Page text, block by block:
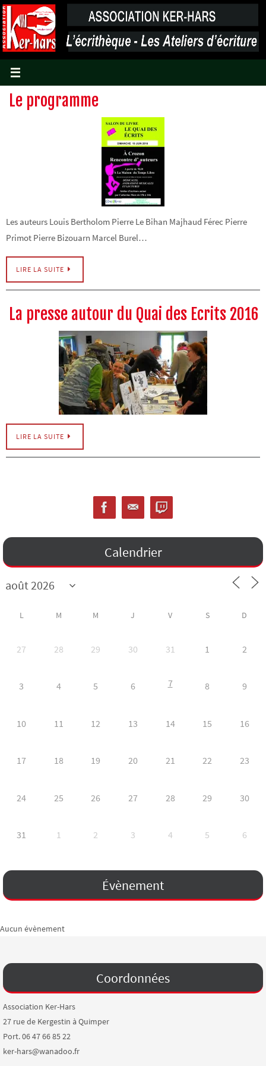
Passer
vers
le
contenu
Le programme
Les auteurs Louis Bertholom Pierre Le Bihan Majhaud Férec Pierre
Primot Pierre Bizouarn Marcel Burel…
LIRE LA SUITE
La presse autour du Quai des Ecrits 2016
LIRE LA SUITE
Calendrier
L M M J V S D
27 28 29 30 31 1 2
3 4 5 6 7 8 9
10 11 12 13 14 15 16
17 18 19 20 21 22 23
24 25 26 27 28 29 30
31 1 2 3 4 5 6
Évènement
Aucun évènement
Coordonnées
Association Ker-Hars
27 rue de Kergestin à Quimper
Port. 06 47 66 85 22
ker-hars@wanadoo.fr